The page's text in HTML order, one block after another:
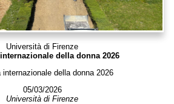
Università di Firenze
della donna 2026
internazionale della donna 2026
05/03/2026
Università di Firenze